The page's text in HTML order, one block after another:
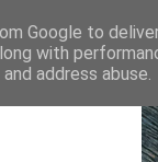
Google to
with
address abuse.